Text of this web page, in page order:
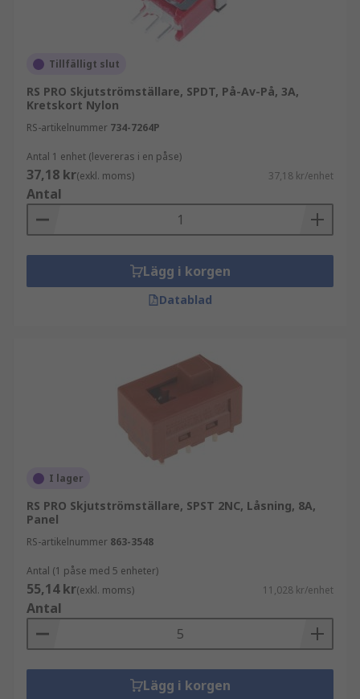
Tillfälligt slut
RS PRO Skjutströmställare, SPDT, På-Av-På, 3A,
Kretskort Nylon
RS-artikelnummer 734-7264P
Antal 1 enhet (levereras i en påse)
37,18 kr(exkl. moms) 37,18 kr/enhet
Antal
Lägg i korgen
Datablad
I lager
RS PRO Skjutströmställare, SPST 2NC, Låsning, 8A,
Panel
RS-artikelnummer 863-3548
Antal (1 påse med 5 enheter)
55,14 kr(exkl. moms) 11,028 kr/enhet
Antal
Lägg i korgen